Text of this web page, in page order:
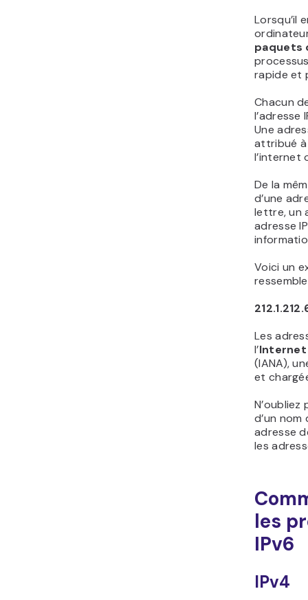
Lorsqu’il
paquets
rapide et
Chacun
l’adresse
Une
attribué
l’internet
De la
d’une
lettre, un
adresse
Voici un
Les
l’
(IANA),
et
d’un
adresse
les
les
IPv6
IPv4